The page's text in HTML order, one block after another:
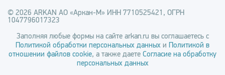
© 2026 ARKAN АО «Аркан-М» ИНН 7710525421, ОГРН
1047796017323
Заполняя любые формы на сайте arkan.ru вы соглашаетесь с
Политикой обработки персональных данных и Политикой в
отношении файлов cookie, а также даете Согласие на обработку
персональных данных